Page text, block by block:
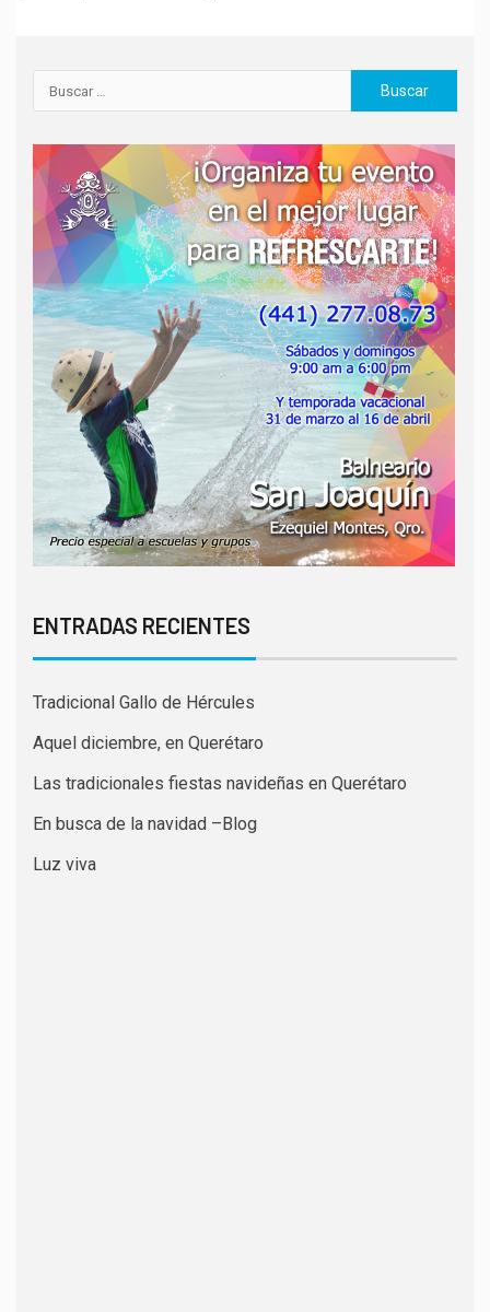
ENTRADAS RECIENTES
Tradicional Gallo de Hércules
Aquel diciembre, en Querétaro
Las tradicionales fiestas navideñas en Querétaro
En busca de la navidad –Blog
Luz viva